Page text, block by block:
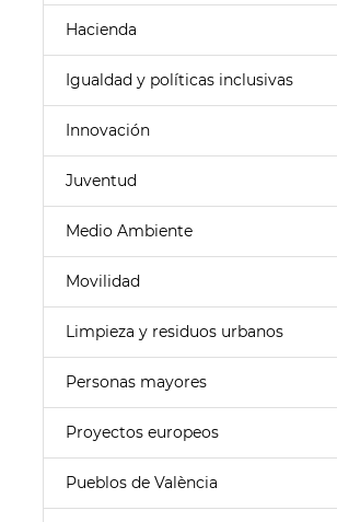
Hacienda
Igualdad y políticas inclusivas
Innovación
Juventud
Medio Ambiente
Movilidad
Limpieza y residuos urbanos
Personas mayores
Proyectos europeos
Pueblos de València